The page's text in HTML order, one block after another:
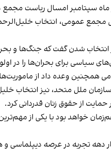
امسال ریاست مجمع عمومی سازمان ملل،
مجمع عمومی، انتخاب
شدن گفت که جنگ‌ها و
سیاسی برای بحران‌ها را در
همچنین وعده داد از
سازمان ملل متحد، نیز انتخاب
حمایت از حقوق زنان قدردانی کرد.
دهه تجربه در عرصه دیپلماسی و